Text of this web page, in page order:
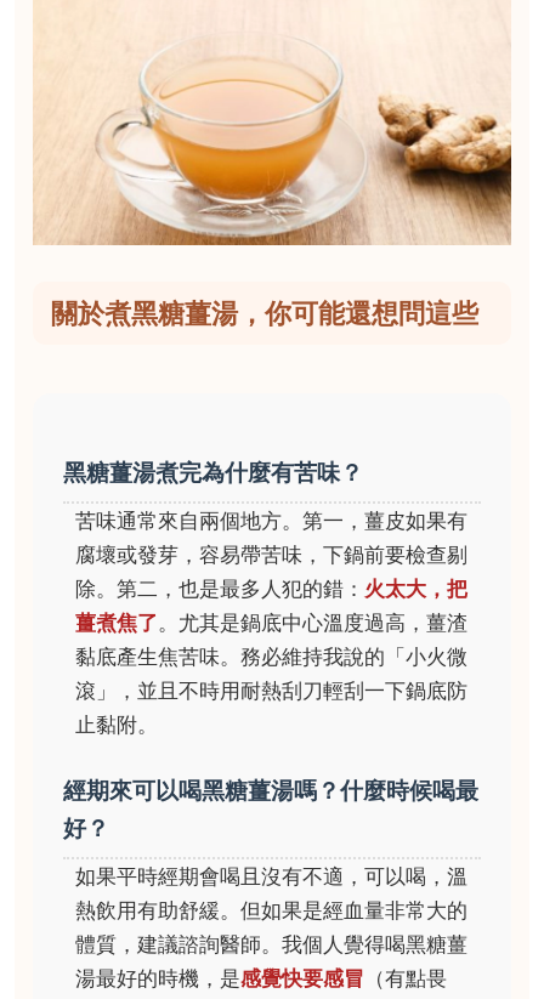
關於煮黑糖薑湯，你可能還想問這些
黑糖薑湯煮完為什麼有苦味？
苦味通常來自兩個地方。第一，薑皮如果有
腐壞或發芽，容易帶苦味，下鍋前要檢查剔
除。第二，也是最多人犯的錯： 火太大，把
薑煮焦了。尤其是鍋底中心溫度過高，薑渣
黏底產生焦苦味。務必維持我說的「小火微
滾」，並且不時用耐熱刮刀輕刮一下鍋底防
止黏附。
經期來可以喝黑糖薑湯嗎？什麼時候喝最
好？
如果平時經期會喝且沒有不適，可以喝，溫
熱飲用有助舒緩。但如果是經血量非常大的
體質，建議諮詢醫師。我個人覺得喝黑糖薑
湯最好的時機，是感覺快要感冒 （有點畏